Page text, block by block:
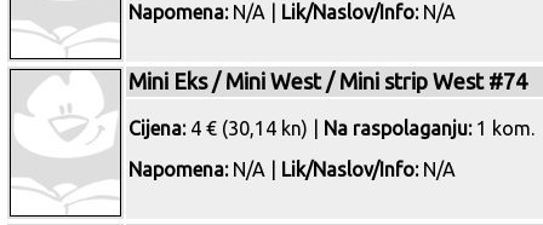
Napomena:N/A | Lik/Naslov/Info:N/A
Mini Eks / Mini West / Mini strip West #74
Cijena:4 € (30,14 kn) | Na raspolaganju:1 kom.
Napomena:N/A | Lik/Naslov/Info:N/A